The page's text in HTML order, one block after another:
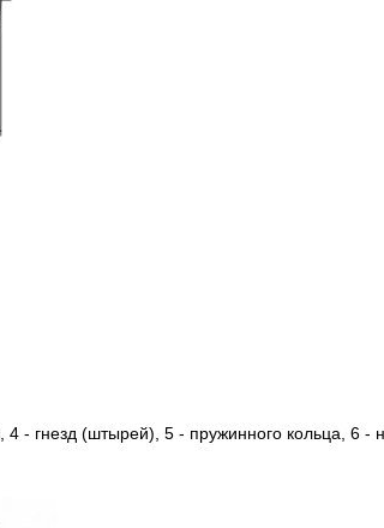
4 - гнезд (штырей), 5 - пружинного кольца, 6 -